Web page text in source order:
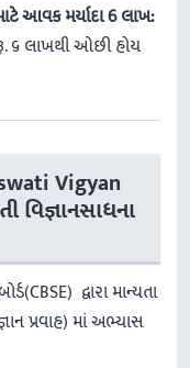
આવક મર્યાદા 6 લાખ:
૬ લાખથી ઓછી હોય
Vigyan
વિજ્ઞાનસાધના
દ્વારા માન્યતા
પ્રવાહ) માં અભ્યાસ